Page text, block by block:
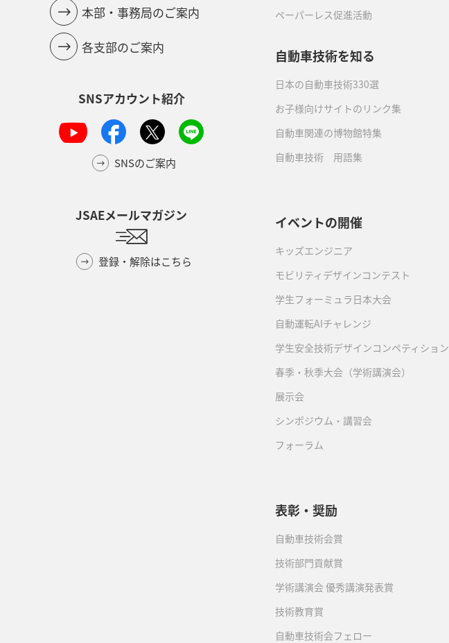
本部・事務局のご案内
各支部のご案内
SNSアカウント紹介
SNSのご案内
JSAEメールマガジン
登録・解除はこちら
ペーパーレス促進活動
自動車技術を知る
日本の自動車技術330選
お子様向けサイトのリンク集
自動車関連の博物館特集
自動車技術 用語集
イベントの開催
キッズエンジニア
モビリティデザインコンテスト
学生フォーミュラ日本大会
自動運転AIチャレンジ
学生安全技術デザインコンペティション
春季・秋季大会（学術講演会）
展示会
シンポジウム・講習会
フォーラム
表彰・奨励
自動車技術会賞
技術部門貢献賞
学術講演会 優秀講演発表賞
技術教育賞
自動車技術会フェロー